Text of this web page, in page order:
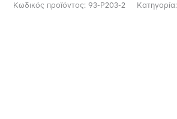
Κωδικός προϊόντος:93-P203-2 Κατηγορία: